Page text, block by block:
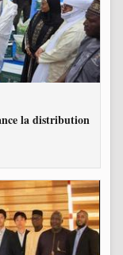
la distribution